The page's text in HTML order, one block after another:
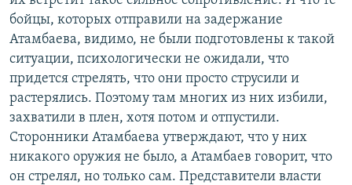
бойцы, которых отправили на задержание
Атамбаева, видимо, не были подготовлены к такой
ситуации, психологически не ожидали, что
придется стрелять, что они просто струсили и
растерялись. Поэтому там многих из них избили,
захватили в плен, хотя потом и отпустили.
Сторонники Атамбаева утверждают, что у них
никакого оружия не было, а Атамбаев говорит, что
он стрелял, но только сам. Представители власти